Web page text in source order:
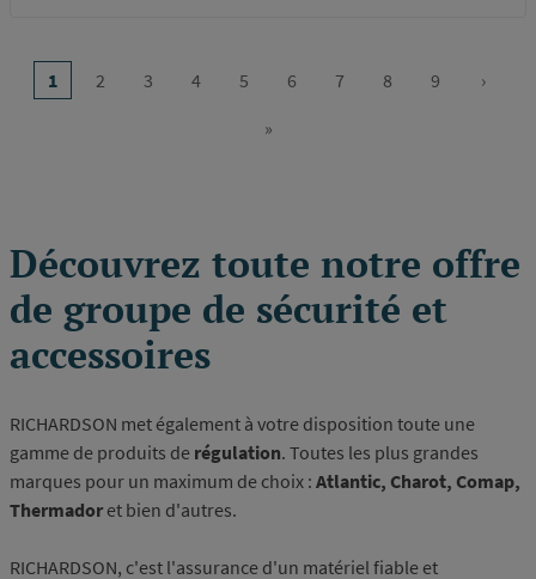
Page
1 Page
2 Page
3 Page
4 Page
5 Page
6 Page
7 Page
8 Page
9
Page
›
Dernière
»
Découvrez toute notre offre
de groupe de sécurité et
accessoires
RICHARDSON met également à votre disposition toute une
gamme de produits de régulation. Toutes les plus grandes
marques pour un maximum de choix : Atlantic, Charot, Comap,
Thermadoret bien d'autres.
RICHARDSON, c'est l'assurance d'un matériel fiable et